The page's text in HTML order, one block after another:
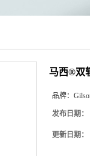
马西®双
品牌：
发布日期：
更新日期：